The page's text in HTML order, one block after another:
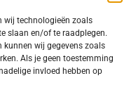
wij technologieën zoals
slaan en/of te raadplegen.
kunnen wij gegevens zoals
Als je geen toestemming
invloed hebben op
niet gevonden:
te delen